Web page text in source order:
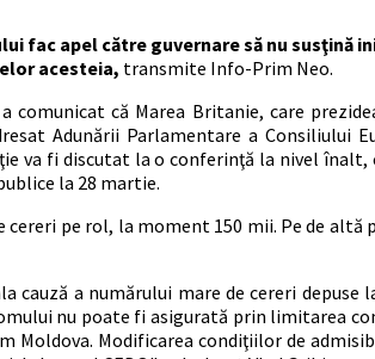
fac apel către guvernare să nu susţină
acesteia, transmite Info-Prim Neo.
comunicat că Marea Britanie, care
Adunării Parlamentare a Consiliului
va fi discutat la o conferinţă la nivel înalt,
la 28 martie.
pe rol, la moment 150 mii. Pe de altă
cauză a numărului mare de cereri
nu poate fi asigurată prin limitarea
Modificarea condiţiilor de